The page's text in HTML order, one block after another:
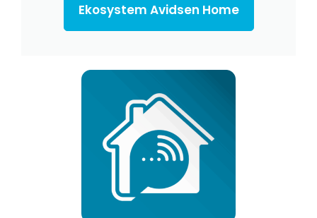
Ekosystem Avidsen Home